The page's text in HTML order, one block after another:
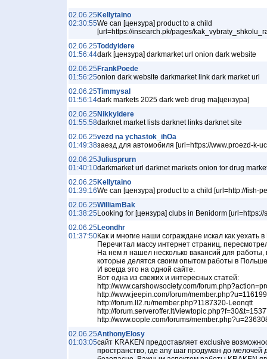
02.06.25
02:30:55
Kellytaino
We can [цензура] product to a child
[url=https://insearch.pk/pages/
02.06.25
01:56:44
Toddyidere
dark [цензура] darkmarket url onion dark website
02.06.25
01:56:25
FrankPoede
onion dark website darkmarket link dark market url
02.06.25
01:56:14
Timmysal
dark markets 2025 dark web drug ma[цензура]
02.06.25
01:55:58
Nikkyidere
darknet market lists darknet links darknet site
02.06.25
01:49:38
vezd na ychastok_ihOa
заезд для автомобиля [url=https://www.proezd-k-
02.06.25
01:40:10
Juliusprurn
darkmarket url darknet markets onion tor drug
02.06.25
01:39:16
Kellytaino
We can [цензура] product to a child [url=http://fish-
02.06.25
01:38:25
WilliamBak
Looking for [цензура] clubs in Benidorm
02.06.25
01:37:50
Leondhr
Как и многие наши сограждане искал как уехать
Перечитал массу интернет страниц,
На нем я нашел несколько вакансий для
которые делятся своим опытом работы в
И всегда это на одной сайте.
Вот одна из свежих и интересных статей:
http://www.carshowsociety.com/
http://www.jeepin.com/forum/member.php?u=116199
http://forum.ll2.ru/member.php?1187320-Leonqtt
http://forum.serveroffer.lt/
http://www.oople.com/forums/
02.06.25
01:03:05
AnthonyElosy
сайт KRAKEN предоставляет exclusive
пространство, где any шаг продуман до